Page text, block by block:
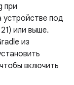
при
устройстве под
или выше.
из
включить